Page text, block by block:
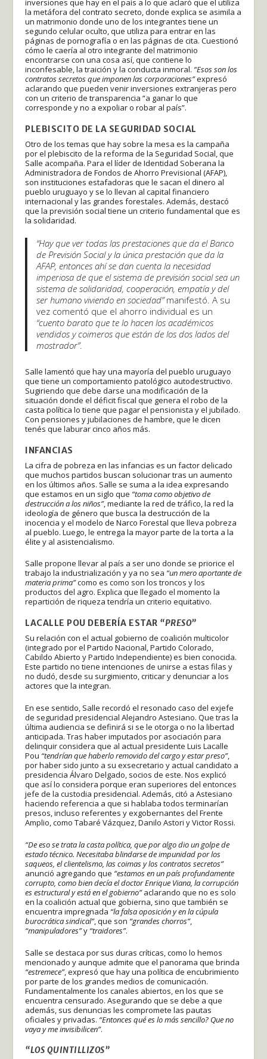
inversiones que hay en el país a lo que aclaró que el utiliza
la metáfora del contrato secreto, donde explica se asimila a
un matrimonio donde uno de los integrantes tiene un
segundo celular oculto, que utiliza para entrar en las
páginas de pornografía o en las páginas de cita. Cuestionó
cómo le caería al otro integrante del matrimonio
encontrarse con una cosa así, que contiene lo
inconfesable, la traición y la conducta inmoral. “Esos son los
contratos secretos que imponen las corporaciones”expresó
aclarando que pueden venir inversiones extranjeras pero
con un criterio de transparencia “a ganar lo que
corresponde y no a expoliar o robar al país”.
PLEBISCITO DE LA SEGURIDAD SOCIAL
Otro de los temas que hay sobre la mesa es la campaña
por el plebiscito de la reforma de la Seguridad Social, que
Salle acompaña. Para el líder de Identidad Soberana la
Administradora de Fondos de Ahorro Previsional (AFAP),
son instituciones estafadoras que le sacan el dinero al
pueblo uruguayo y se lo llevan al capital financiero
internacional y las grandes forestales. Además, destacó
que la previsión social tiene un criterio fundamental que es
la solidaridad.
“Hay que ver todas las prestaciones que da el Banco
de Previsión Social y la única prestación que da la
AFAP, entonces ahí se dan cuenta la necesidad
imperiosa de que el sistema de previsión social sea un
sistema de solidaridad, cooperación, empatía y del
ser humano viviendo en sociedad”manifestó. A su
vez comentó que el ahorro individual es un
“cuento barato que te lo hacen los académicos
vendidos y coimeros que están de los dos lados del
mostrador”.
Salle lamentó que hay una mayoría del pueblo uruguayo
que tiene un comportamiento patológico autodestructivo.
Sugiriendo que debe darse una modificación de la
situación donde el déficit fiscal que genera el robo de la
casta política lo tiene que pagar el pensionista y el jubilado.
Con pensiones y jubilaciones de hambre, que le dicen
tenés que laburar cinco años más.
INFANCIAS
La cifra de pobreza en las infancias es un factor delicado
que muchos partidos buscan solucionar tras un aumento
en los últimos años. Salle se suma a la idea expresando
que estamos en un siglo que “toma como objetivo de
destrucción a los niños”, mediante la red de tráfico, la red la
ideología de género que busca la destrucción de la
inocencia y el modelo de Narco Forestal que lleva pobreza
al pueblo. Luego, le entrega la mayor parte de la torta a la
élite y al asistencialismo.
Salle propone llevar al país a ser uno donde se priorice el
trabajo la industrialización y ya no sea “un mero aportante de
materia prima”como es como son los troncos y los
productos del agro. Explica que llegado el momento la
repartición de riqueza tendría un criterio equitativo.
LACALLE POU DEBERÍA ESTAR “PRESO”
Su relación con el actual gobierno de coalición multicolor
(integrado por el Partido Nacional, Partido Colorado,
Cabildo Abierto y Partido Independiente) es bien conocida.
Este partido no tiene intenciones de unirse a estas filas y
no dudó, desde su surgimiento, criticar y denunciar a los
actores que la integran.
En ese sentido, Salle recordó el resonado caso del exjefe
de seguridad presidencial Alejandro Astesiano. Que tras la
última audiencia se definirá si se le otorga o no la libertad
anticipada. Tras haber imputados por asociación para
delinquir considera que al actual presidente Luis Lacalle
Pou “tendrían que haberlo removido del cargo y estar preso”,
por haber sido junto a su exsecretario y actual candidato a
presidencia Álvaro Delgado, socios de este. Nos explicó
que así lo considera porque eran superiores del entonces
jefe de la custodia presidencial. Además, citó a Astesiano
haciendo referencia a que si hablaba todos terminarían
presos, incluso referentes y exgobernantes del Frente
Amplio, como Tabaré Vázquez, Danilo Astori y Victor Rossi.
“De eso se trata la casta política, que por algo dio un golpe de
estado técnico. Necesitaba blindarse de impunidad por los
saqueos, el clientelismo, las coimas y los contratos secretos”
anunció agregando que “estamos en un país profundamente
corrupto, como bien decía el doctor Enrique Viana, la corrupción
es estructural y está en el gobierno”aclarando que no es solo
en la coalición actual que gobierna, sino que también se
encuentra impregnada “la falsa oposición y en la cúpula
burocrática sindical”, que son “grandes chorros”,
“manipuladores”y “traidores”.
Salle se destaca por sus duras críticas, como lo hemos
mencionado y aunque admite que el panorama que brinda
“estremece”, expresó que hay una política de encubrimiento
por parte de los grandes medios de comunicación.
Fundamentalmente los canales abiertos, en los que se
encuentra censurado. Asegurando que se debe a que
además, sus denuncias les compromete las pautas
oficiales y privadas. “Entonces qué es lo más sencillo? Que no
vaya y me invisibilicen”.
“LOS QUINTILLIZOS”